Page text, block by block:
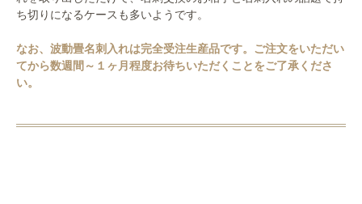
ち切りになるケースも多いようです。
なお、波動畳名刺入れは完全受注生産品です。ご注文をいただい
てから数週間～１ヶ月程度お待ちいただくことをご了承くださ
い。